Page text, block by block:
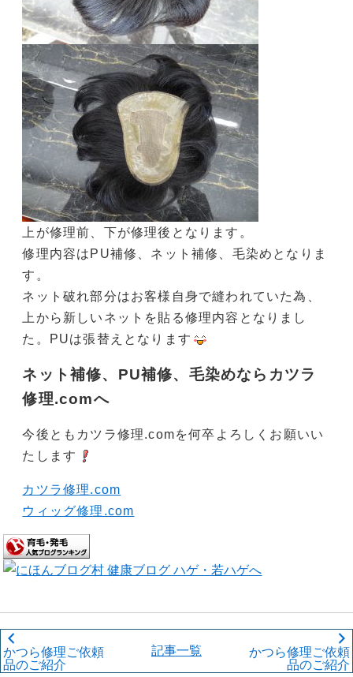
上が修理前、下が修理後となります。
修理内容はPU補修、ネット補修、毛染めとなりま
す。
ネット破れ部分はお客様自身で縫われていた為、
上から新しいネットを貼る修理内容となりまし
た。PUは張替えとなります
ネット補修、PU補修、毛染めならカツラ
修理.comへ
今後ともカツラ修理.comを何卒よろしくお願いい
たします
カツラ修理.com
ウィッグ修理.com
かつら修理ご依頼
品のご紹介
記事一覧
かつら修理ご依頼
品のご紹介